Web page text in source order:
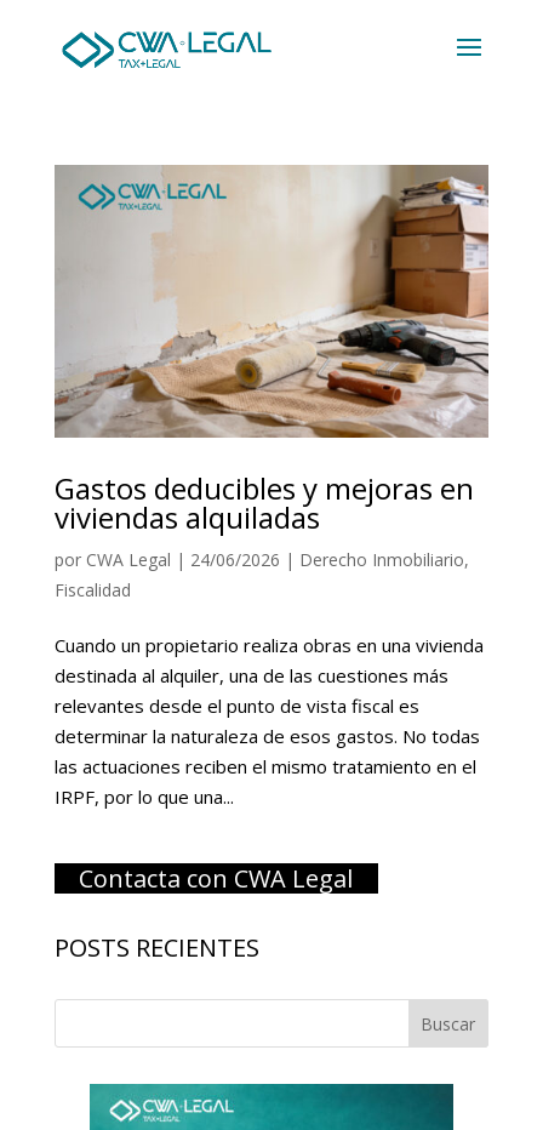
Gastos deducibles y mejoras en
viviendas alquiladas
por CWA Legal | 24/06/2026 | Derecho Inmobiliario,
Fiscalidad
Cuando un propietario realiza obras en una vivienda
destinada al alquiler, una de las cuestiones más
relevantes desde el punto de vista fiscal es
determinar la naturaleza de esos gastos. No todas
las actuaciones reciben el mismo tratamiento en el
IRPF, por lo que una...
Contacta con CWA Legal
POSTS RECIENTES
Buscar